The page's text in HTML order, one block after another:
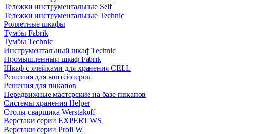
Тележки инструментальные Self
Тележки инструментальные Technic
Роллетные шкафы
Тумбы Fabrik
Тумбы Technic
Инструментальный шкаф Technic
Промышленный шкаф Fabrik
Шкаф с ячейками для хранения CELL
Решения для контейнеров
Решения для пикапов
Передвижные мастерские на базе пикапов
Системы хранения Helper
Столы сварщика Werstakoff
Верстаки серии EXPERT WS
Верстаки серии Profi W